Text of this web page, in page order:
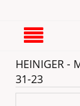
HEINIGER -
31-23